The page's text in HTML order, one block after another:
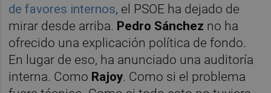
de favores internos, el PSOE ha dejado de
mirar desde arriba. Pedro Sánchez no ha
ofrecido una explicación política de fondo.
En lugar de eso, ha anunciado una auditoría
interna. Como Rajoy. Como si el problema